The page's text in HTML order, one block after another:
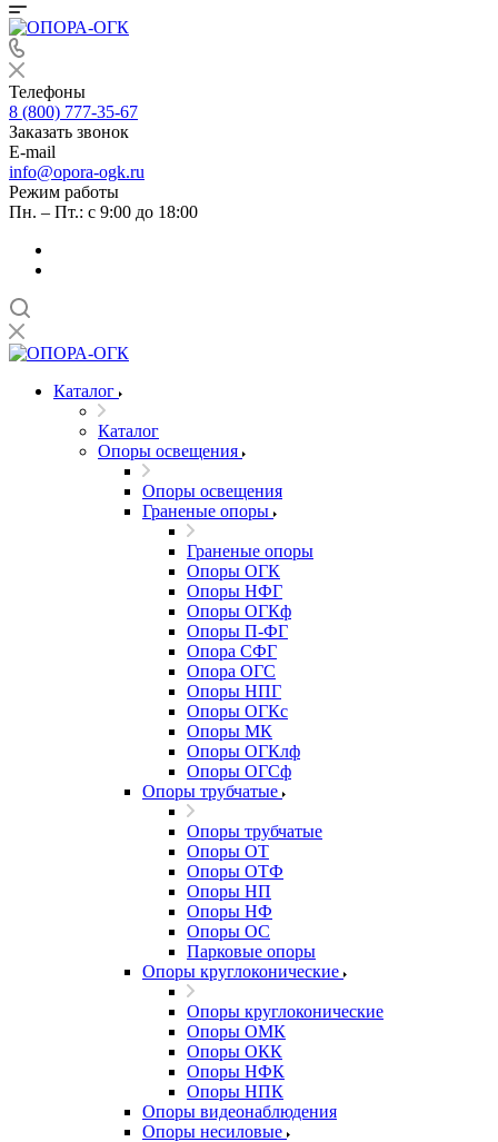
Телефоны
8 (800) 777-35-67
Заказать звонок
E-mail
info@opora-ogk.ru
Режим работы
Пн. – Пт.: с 9:00 до 18:00
Каталог
Каталог
Опоры освещения
Опоры освещения
Граненые опоры
Граненые опоры
Опоры ОГК
Опоры НФГ
Опоры ОГКф
Опоры П-ФГ
Опора СФГ
Опора ОГС
Опоры НПГ
Опоры ОГКс
Опоры МК
Опоры ОГКлф
Опоры ОГСф
Опоры трубчатые
Опоры трубчатые
Опоры ОТ
Опоры ОТФ
Опоры НП
Опоры НФ
Опоры ОС
Парковые опоры
Опоры круглоконические
Опоры круглоконические
Опоры ОМК
Опоры ОКК
Опоры НФК
Опоры НПК
Опоры видеонаблюдения
Опоры несиловые